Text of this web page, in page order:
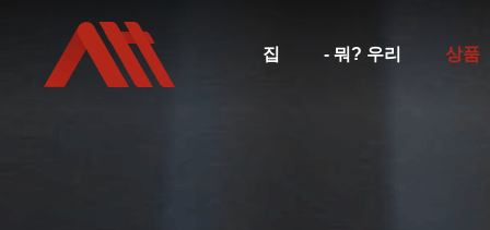
집 - 뭐? 우리 상품